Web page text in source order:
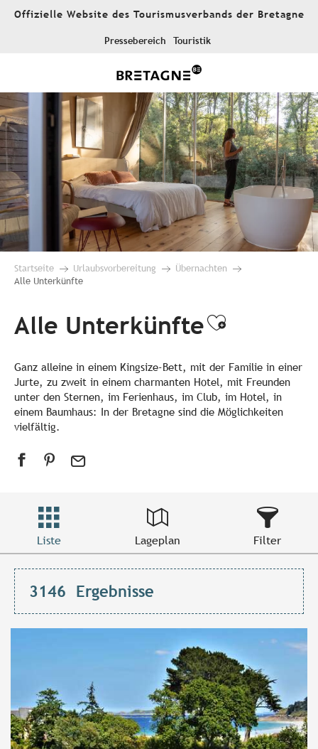
AllerOffizielle Website des Tourismusverbands der Bretagne
Pressebereich Touristik
Startseite Urlaubsvorbereitung
Übernachten
Alle Unterkünfte
Alle UnterkünfteAjouter
Ganz alleine in einem Kingsize-Bett, mit der Familie in einer
Jurte, zu zweit in einem charmanten Hotel, mit Freunden
unter den Sternen, im Ferienhaus, im Club, im Hotel, in
einem Baumhaus: In der Bretagne sind die Möglichkeiten
vielfältig.
Liste Lageplan Filter
3146 Ergebnisse